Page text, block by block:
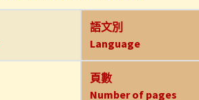
語文別
Language
頁數
Number of pages